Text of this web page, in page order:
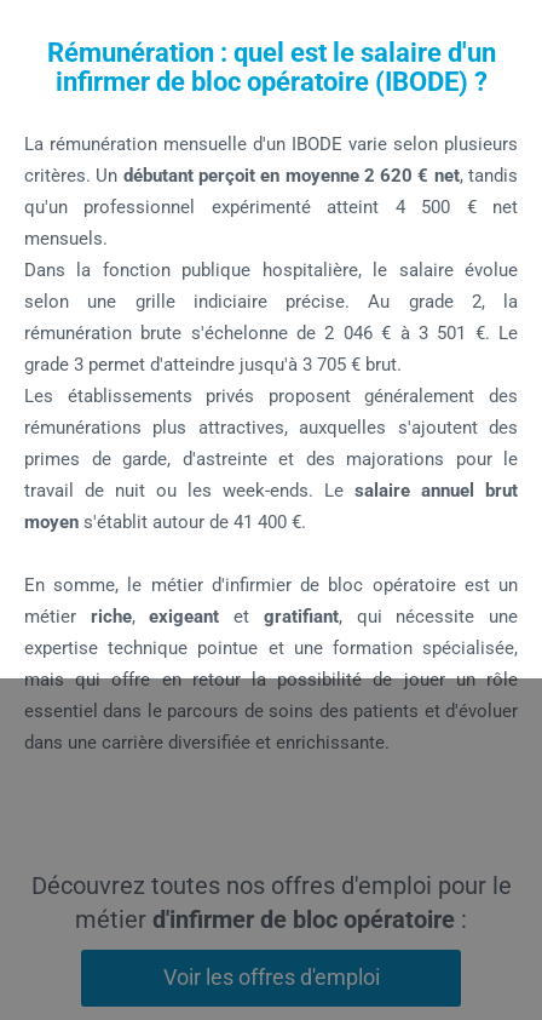
Rémunération : quel est le salaire d'un
infirmer de bloc opératoire (IBODE) ?
La rémunération mensuelle d'un IBODE varie selon plusieurs
critères. Un débutant perçoit en moyenne 2 620 € net, tandis
qu'un professionnel expérimenté atteint 4 500 € net
mensuels.
Dans la fonction publique hospitalière, le salaire évolue
selon une grille indiciaire précise. Au grade 2, la
rémunération brute s'échelonne de 2 046 € à 3 501 €. Le
grade 3 permet d'atteindre jusqu'à 3 705 € brut.
Les établissements privés proposent généralement des
rémunérations plus attractives, auxquelles s'ajoutent des
primes de garde, d'astreinte et des majorations pour le
travail de nuit ou les week-ends. Le salaire annuel brut
moyen s'établit autour de 41 400 €.
En somme, le métier d'infirmier de bloc opératoire est un
métier riche,exigeantet gratifiant, qui nécessite une
expertise technique pointue et une formation spécialisée,
mais qui offre en retour la possibilité de jouer un rôle
essentiel dans le parcours de soins des patients et d'évoluer
dans une carrière diversifiée et enrichissante.
Découvrez toutes nos offres d'emploi pour le
métier d'infirmer de bloc opératoire :
Voir les offres d'emploi